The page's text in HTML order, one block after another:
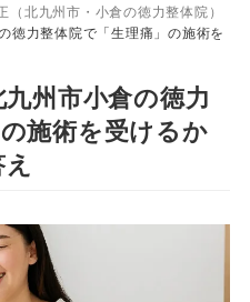
北九州市・小倉の徳力整体院）
徳力整体院で「生理痛」の施術を
九州市小倉の徳力
施術を受けるか